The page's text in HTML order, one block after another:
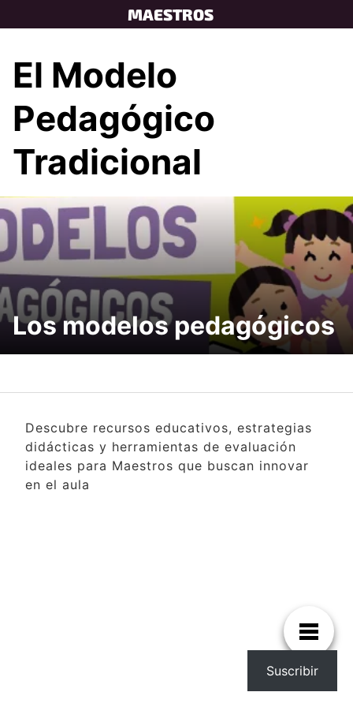
to
MAESTROS
El Modelo
Pedagógico
Tradicional
Los modelos pedagógicos
Descubre recursos educativos, estrategias
didácticas y herramientas de evaluación
ideales para Maestros que buscan innovar
en el aula
Suscribir